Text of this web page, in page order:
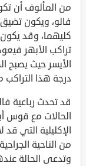
من المألوف أن
فالو، ويكون
كليهما، وقد
تراكب الأبهر
الأيسر حيث يصبح
درجة هذا التراكب
قد تحدث رباعية
الإكليلية التي
وتدعى الحالة